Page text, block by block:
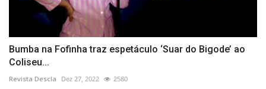
Bumba na Fofinha traz espetáculo ‘Suar do Bigode’ ao
Coliseu...
Revista Descla Dez 27, 2022 2580